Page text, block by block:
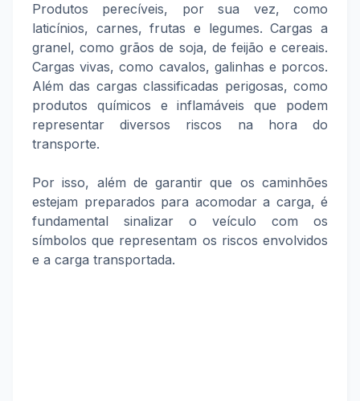
Produtos perecíveis, por sua vez, como
laticínios, carnes, frutas e legumes. Cargas a
granel, como grãos de soja, de feijão e cereais.
Cargas vivas, como cavalos, galinhas e porcos.
Além das cargas classificadas perigosas, como
produtos químicos e inflamáveis que podem
representar diversos riscos na hora do
transporte.
Por isso, além de garantir que os caminhões
estejam preparados para acomodar a carga, é
fundamental sinalizar o veículo com os
símbolos que representam os riscos envolvidos
e a carga transportada.